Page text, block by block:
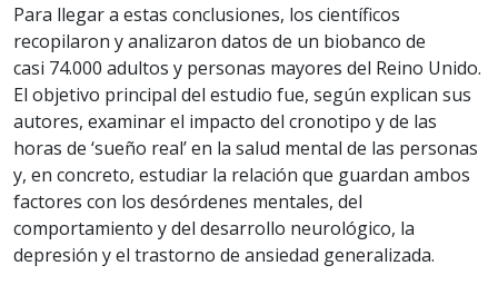
Para llegar a estas conclusiones, los científicos
recopilaron y analizaron datos de un biobanco de
casi 74.000 adultos y personas mayores del Reino Unido.
El objetivo principal del estudio fue, según explican sus
autores, examinar el impacto del cronotipo y de las
horas de ‘sueño real’ en la salud mental de las personas
y, en concreto, estudiar la relación que guardan ambos
factores con los desórdenes mentales, del
comportamiento y del desarrollo neurológico, la
depresión y el trastorno de ansiedad generalizada.